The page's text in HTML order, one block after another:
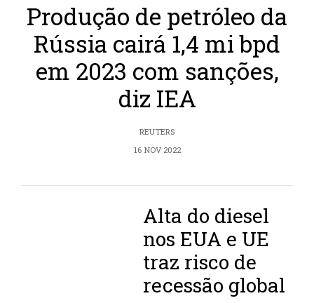
Produção de petróleo da
Rússia cairá 1,4 mi bpd
em 2023 com sanções,
diz IEA
REUTERS
16 NOV 2022
Alta do diesel
nos EUA e UE
traz risco de
recessão global